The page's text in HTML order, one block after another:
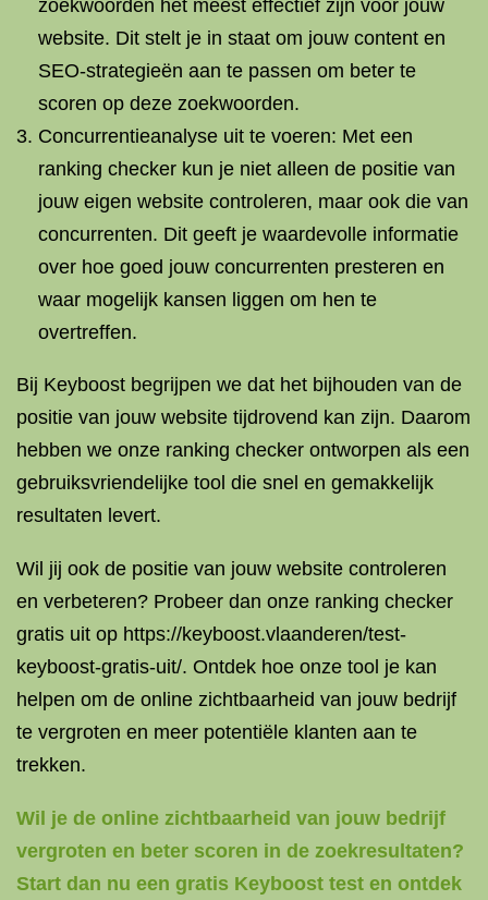
zoekwoorden het meest effectief zijn voor jouw
website. Dit stelt je in staat om jouw content en
SEO-strategieën aan te passen om beter te
scoren op deze zoekwoorden.
Concurrentieanalyse uit te voeren: Met een
ranking checker kun je niet alleen de positie van
jouw eigen website controleren, maar ook die van
concurrenten. Dit geeft je waardevolle informatie
over hoe goed jouw concurrenten presteren en
waar mogelijk kansen liggen om hen te
overtreffen.
Bij Keyboost begrijpen we dat het bijhouden van de
positie van jouw website tijdrovend kan zijn. Daarom
hebben we onze ranking checker ontworpen als een
gebruiksvriendelijke tool die snel en gemakkelijk
resultaten levert.
Wil jij ook de positie van jouw website controleren
en verbeteren? Probeer dan onze ranking checker
gratis uit op https://keyboost.vlaanderen/test-
keyboost-gratis-uit/. Ontdek hoe onze tool je kan
helpen om de online zichtbaarheid van jouw bedrijf
te vergroten en meer potentiële klanten aan te
trekken.
Wil je de online zichtbaarheid van jouw bedrijf
vergroten en beter scoren in de zoekresultaten?
Start dan nu een gratis Keyboost test en ontdek